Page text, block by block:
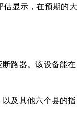
估显示，在预期的大
路器。该设备能在
及其他六个县的指